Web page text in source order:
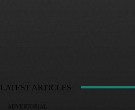
LATEST ARTICLES
ADVERTORIAL